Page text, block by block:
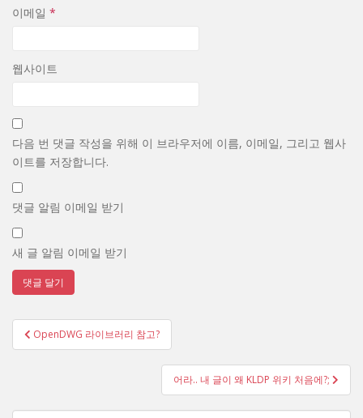
이메일 *
웹사이트
다음 번 댓글 작성을 위해 이 브라우저에 이름, 이메일, 그리고 웹사
이트를 저장합니다.
댓글 알림 이메일 받기
새 글 알림 이메일 받기
글
탐
OpenDWG 라이브러리 참고?
어라.. 내 글이 왜 KLDP 위키 처음에?;